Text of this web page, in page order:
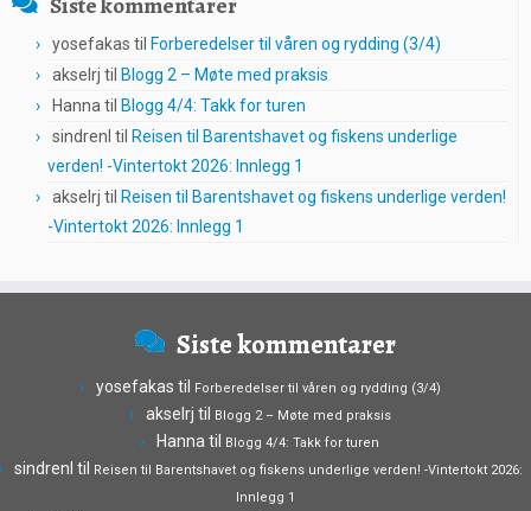
yosefakas til Forberedelser til våren og rydding (3/4)
akselrj til Blogg 2 – Møte med praksis
Hanna til Blogg 4/4: Takk for turen
sindrenl til Reisen til Barentshavet og fiskens underlige
verden! -Vintertokt 2026: Innlegg 1
akselrj til Reisen til Barentshavet og fiskens underlige verden!
-Vintertokt 2026: Innlegg 1
Siste kommentarer
yosefakas til Forberedelser til våren og rydding (3/4)
akselrj til Blogg 2 – Møte med praksis
Hanna til Blogg 4/4: Takk for turen
sindrenl til Reisen til Barentshavet og fiskens underlige verden! -Vintertokt 2026:
Innlegg 1